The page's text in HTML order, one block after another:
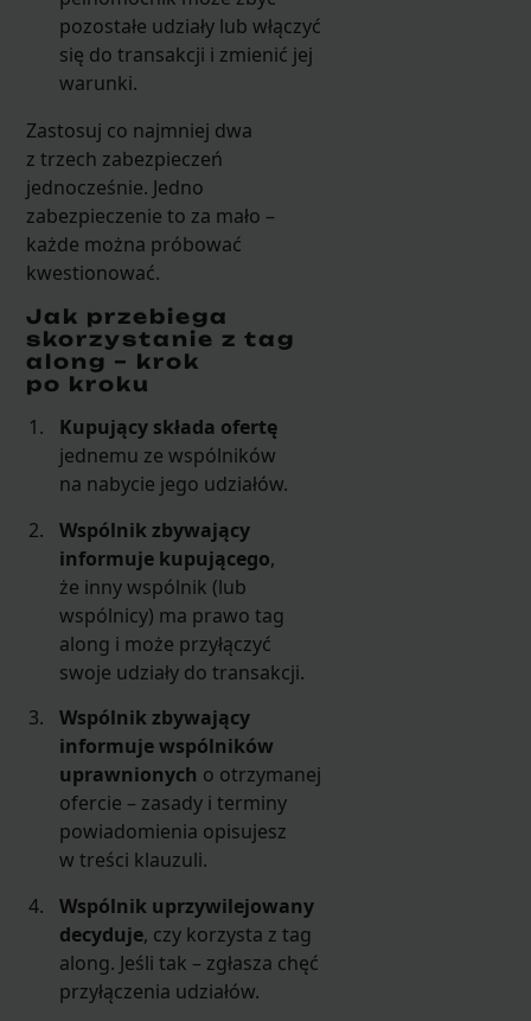
pozostałe udziały lub włączyć
się do transakcji i zmienić jej
warunki.
Zastosuj co najmniej dwa
z trzech zabezpieczeń
jednocześnie. Jedno
zabezpieczenie to za mało –
każde można próbować
kwestionować.
Jak przebiega
skorzystanie z tag
along – krok
po kroku
Kupujący składa ofertę
jednemu ze wspólników
na nabycie jego udziałów.
Wspólnik zbywający
informuje kupującego,
że inny wspólnik (lub
wspólnicy) ma prawo tag
along i może przyłączyć
swoje udziały do transakcji.
Wspólnik zbywający
informuje wspólników
uprawnionych o otrzymanej
ofercie – zasady i terminy
powiadomienia opisujesz
w treści klauzuli.
Wspólnik uprzywilejowany
decyduje, czy korzysta z tag
along. Jeśli tak – zgłasza chęć
przyłączenia udziałów.